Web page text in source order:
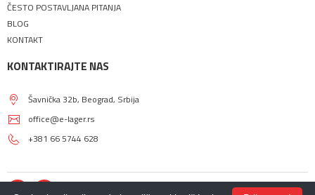
ČESTO POSTAVLJANA PITANJA
BLOG
KONTAKT
KONTAKTIRAJTE NAS
Šavnička 32b, Beograd, Srbija
office@e-lager.rs
+381 66 5744 628